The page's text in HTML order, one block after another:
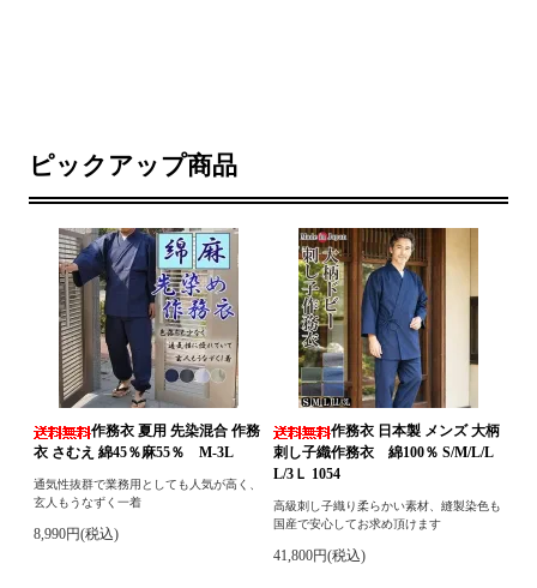
ピックアップ商品
作務衣 夏用 先染混合 作務
衣 さむえ 綿45％麻55％ M-3L
通気性抜群で業務用としても人気が高く、
玄人もうなずく一着
8,990円(税込)
作務衣 日本製 メンズ 大柄
刺し子織作務衣 綿100％ S/M/L/L
L/3Ｌ 1054
高級刺し子織り柔らかい素材、縫製染色も
国産で安心してお求め頂けます
41,800円(税込)